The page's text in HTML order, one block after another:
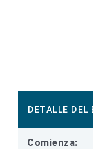
DETALLE DEL
Comienza: